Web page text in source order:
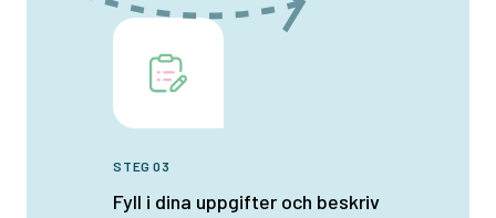
STEG 03
Fyll i dina uppgifter och beskriv